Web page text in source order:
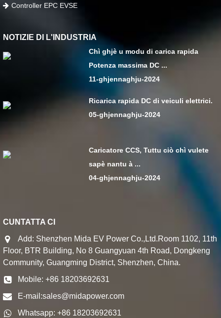
Controller EPC EVSE
NOTIZIE DI L'INDUSTRIA
Chì ghjè u modu di carica rapida
Potenza massima DC ...
11-ghjennaghju-2024
Ricarica rapida DC di veiculi elettrici.
05-ghjennaghju-2024
Caricatore CCS, Tuttu ciò chì vulete
sapè nantu à ...
04-ghjennaghju-2024
CUNTATTA CI
Add: Shenzhen Mida EV Power Co.,Ltd.Room 1102, 11th
Floor, BTR Building, No 8 Guangyuan 4th Road, Dongkeng
Community, Guangming District, Shenzhen, China.
Mobile: +86 18203692631
E-mail:sales@midapower.com
Whatsapp: +86 18203692631